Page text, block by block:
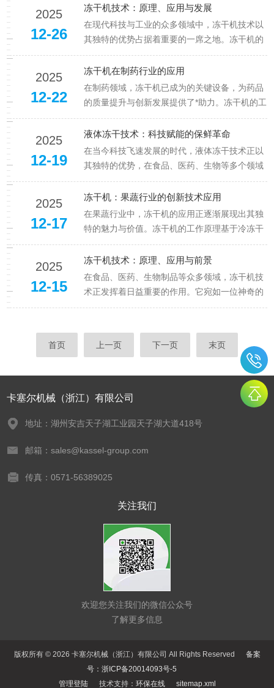
铝箔袋等，其能有效阻隔空气、水分和光线。因
为空气中的水汽一旦进入，会使冻干食品吸潮变
软，影响口感与品质，而光线可能...
2025
12-26
冻干机技术：原理、应用与发展
在现代科技与工业的众多领域中，冻干机技术以
其独特的优势占据着重要的一席之地。冻干机的
工作原理基于冷冻升华现象。首先，将被处理的
物质置于低温环境下，使其内部的水分冻结成固
态冰。这一过程需要精确的温度控制，通常在零
下几十摄氏度甚至更低的温度范围...
2025
12-22
冻干机在制药行业的应用
在制药领域，冻干机已成为的关键设备，为药品
的质量提升与创新发展提供了*助力。冻干机的工
作原理基于水的特殊相变过程。它先将药液在低
温环境下迅速冻结，使其中的水分形成固态冰
晶，随后在真空条件下，通过精确控制温度和压
力，让冰晶直接升华成水蒸气并被...
2025
12-19
液体冻干技术：科技赋能的保鲜革命
在当今科技飞速发展的时代，液体冻干技术正以
其独特的优势，在食品、医药、生物等多个领域
掀起一场保鲜与加工的革命。液体冻干技术，简
单来说，是将含有水分的液体物质行冷冻，使其
冻结成固态，随后在真空环境下，让冰直接升华
成为水蒸气逸出，从而得到干燥的...
2025
12-17
冻干机：果蔬行业的创新技术应用
在果蔬行业中，冻干机的应用正逐渐展现出其独
特的魅力与价值。冻干机的工作原理基于冷冻干
燥技术，先将果蔬中的水分迅速冻结成冰晶，然
后在真空环境下使冰晶直接升华变为水蒸气排
出，从而实现果蔬的脱水干燥。这一过程限度地
保留了果蔬的营养成分、色泽、风味...
2025
12-15
冻干机技术：原理、应用与前景
在食品、医药、生物制品等众多领域，冻干机技
术正发挥着日益重要的作用。它宛如一位神奇的
魔法师，能将含水物质在低温低压的环境下，通
性。冻干机的工作原理基于水的三相变化。首
先，将被干燥的物品进行预冻，使其...
首页 上一页 下一页 末页
卡塞尔机械（浙江）有限公司
地址：湖州安吉天子湖工业园天子湖大道418号
邮箱：sales@kassel-group.com
传真：0571-56389025
关注我们
欢迎您关注我们的微信公众号
了解更多信息
版权所有 © 2026 卡塞尔机械（浙江）有限公司 All Rights Reserved 备案
号：浙ICP备20014093号-5
管理登陆技术支持： 环保在线 sitemap.xml